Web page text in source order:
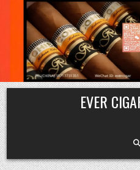
Skip
to
content
EVER